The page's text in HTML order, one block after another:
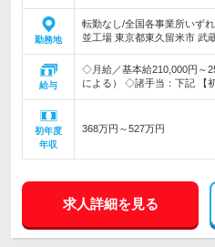
勤務地
転勤なし/全国各事業所いず
並工場 東京都東久留米市 武
給与
◇月給／基本給210,000円～
による） ◇諸手当：下記 【
初年度
年収
368万円～527万円
求人詳細を見る